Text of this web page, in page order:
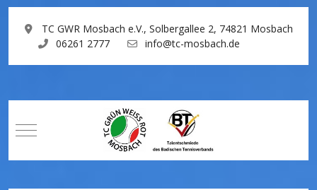
TC GWR Mosbach e.V., Solbergallee 2, 74821 Mosbach
06261 2777
info@tc-mosbach.de
Mobile Menu Toggle